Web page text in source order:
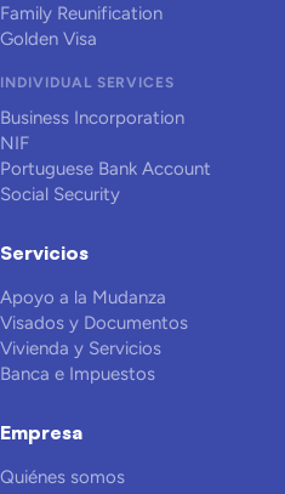
Family Reunification
Golden Visa
INDIVIDUAL SERVICES
Business Incorporation
NIF
Portuguese Bank Account
Social Security
Servicios
Apoyo a la Mudanza
Visados y Documentos
Vivienda y Servicios
Banca e Impuestos
Empresa
Quiénes somos